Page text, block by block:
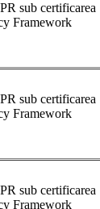
sub certificarea
Framework
sub certificarea
Framework
sub certificarea
Framework